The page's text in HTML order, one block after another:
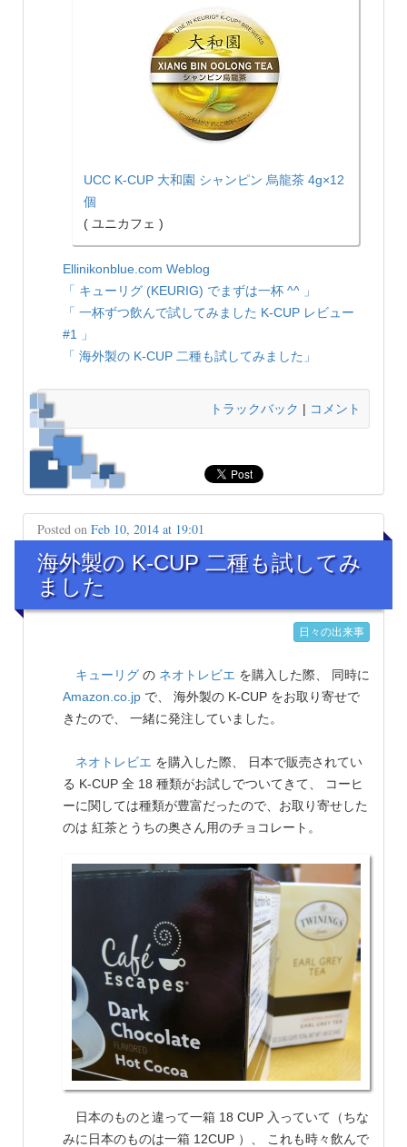
UCC K-CUP 大和園 シャンピン 烏龍茶 4g×12
個
( ユニカフェ )
Ellinikonblue.com Weblog
「 キューリグ (KEURIG) でまずは一杯 ^^ 」
「 一杯ずつ飲んで試してみました K-CUP レビュー
#1 」
「 海外製の K-CUP 二種も試してみました」
トラックバック | コメント
Posted on Feb 10, 2014 at 19:01
海外製の K-CUP 二種も試してみ
ました
日々の出来事
キューリグ の ネオトレビエ を購入した際、 同時に
Amazon.co.jp で、 海外製の K-CUP をお取り寄せで
きたので、 一緒に発注していました。
ネオトレビエ を購入した際、 日本で販売されてい
る K-CUP 全 18 種類がお試しでついてきて、 コーヒ
ーに関しては種類が豊富だったので、お取り寄せした
のは 紅茶とうちの奥さん用のチョコレート。
日本のものと違って一箱 18 CUP 入っていて（ちな
みに日本のものは一箱 12CUP ）、 これも時々飲んで